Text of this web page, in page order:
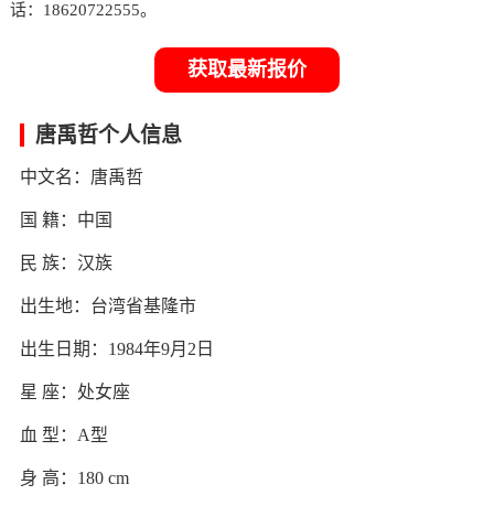
话：18620722555。
获取最新报价
唐禹哲个人信息
中文名：唐禹哲
国 籍：中国
民 族：汉族
出生地：台湾省基隆市
出生日期：1984年9月2日
星 座：处女座
血 型：A型
身 高：180 cm